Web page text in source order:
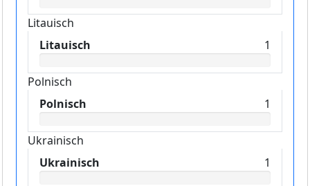
Litauisch
Litauisch
1
Polnisch
Polnisch
1
Ukrainisch
Ukrainisch
1